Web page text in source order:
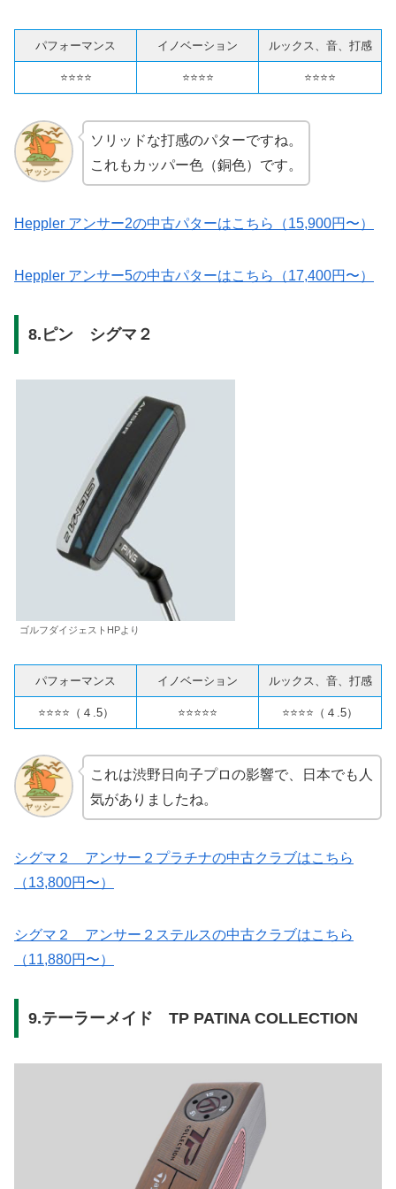
パフォーマンス イノベーション ルックス、音、打感
⭐️⭐️⭐️⭐️ ⭐️⭐️⭐️⭐️ ⭐️⭐️⭐️⭐️
ソリッドな打感のパターですね。
これもカッパー色（銅色）です。
Heppler アンサー2の中古パターはこちら（15,900円〜）
Heppler アンサー5の中古パターはこちら（17,400円〜）
8.ピン シグマ２
ゴルフダイジェストHPより
パフォーマンス イノベーション ルックス、音、打感
⭐️⭐️⭐️⭐️（４.5） ⭐️⭐️⭐️⭐️⭐️ ⭐️⭐️⭐️⭐️（４.5）
これは渋野日向子プロの影響で、日本でも人
気がありましたね。
シグマ２ アンサー２プラチナの中古クラブはこちら
（13,800円〜）
シグマ２ アンサー２ステルスの中古クラブはこちら
（11,880円〜）
9.テーラーメイド TP PATINA COLLECTION